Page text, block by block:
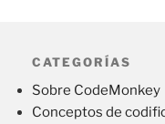
CATEGORÍAS
Sobre CodeMonkey
Conceptos de